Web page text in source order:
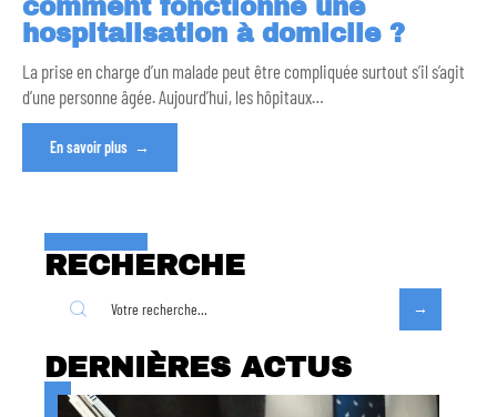
comment fonctionne une
hospitalisation à domicile ?
La prise en charge d’un malade peut être compliquée surtout s’il s’agit
d’une personne âgée. Aujourd’hui, les hôpitaux…
En savoir plus
RECHERCHE
DERNIÈRES ACTUS